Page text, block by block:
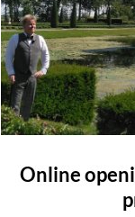
Online